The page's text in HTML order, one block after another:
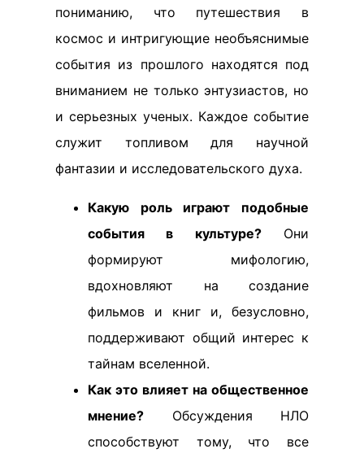
пониманию, что путешествия в
космос и интригующие необъяснимые
события из прошлого находятся под
вниманием не только энтузиастов, но
и серьезных ученых. Каждое событие
служит топливом для научной
фантазии и исследовательского духа.
Какую роль играют подобные
события в культуре?Они
формируют мифологию,
вдохновляют на создание
фильмов и книг и, безусловно,
поддерживают общий интерес к
тайнам вселенной.
Как это влияет на общественное
мнение? Обсуждения НЛО
способствуют тому, что все